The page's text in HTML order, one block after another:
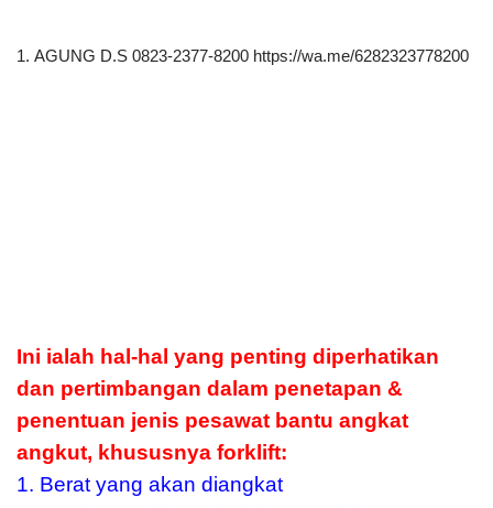
1. AGUNG D.S 0823-2377-8200 https://wa.me/6282323778200
Ini ialah hal-hal yang penting diperhatikan
dan pertimbangan dalam penetapan &
penentuan jenis pesawat bantu angkat
angkut, khususnya forklift:
1. Berat yang akan diangkat